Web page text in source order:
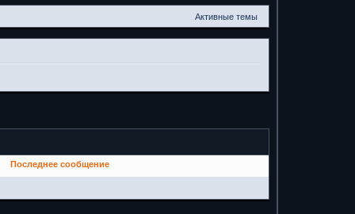
Активные темы
Последнее сообщение